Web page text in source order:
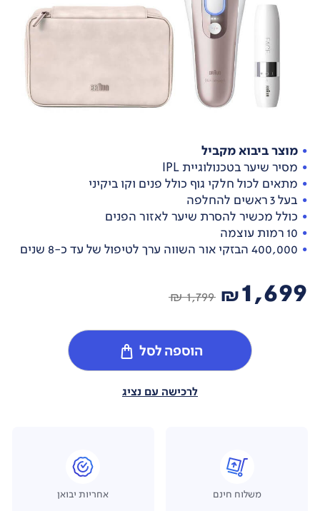
מוצר ביבוא מקביל
מסיר שיער בטכנולוגיית IPL
מתאים לכול חלקי גוף כולל פנים וקו ביקיני
בעל 3 ראשים להחלפה
כולל מכשיר להסרת שיער לאזור הפנים
10 רמות עוצמה
400,000 הבזקי אור השווה ערך לטיפול של עד כ-8 שנים
1,699
₪
1,799 ₪
הוספה לסל
לרכישה עם נציג
משלוח חינם אחריות יבואן